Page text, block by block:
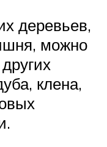
деревьев,
можно
клена,